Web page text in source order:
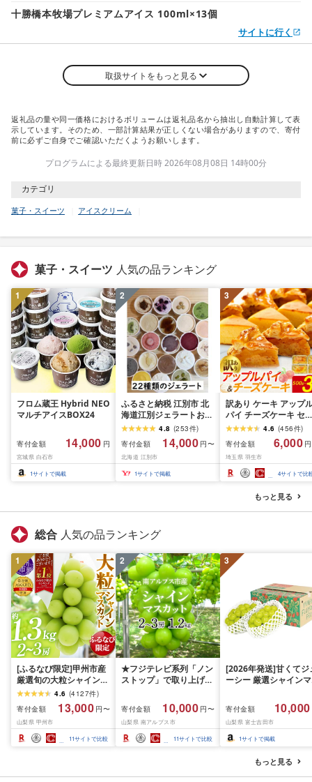
十勝橋本牧場プレミアムアイス 100ml×13個
サイトに行く
取扱サイトをもっと見る
返礼品の量や同一価格におけるボリュームは返礼品名から抽出し自動計算して表
示しています。そのため、一部計算結果が正しくない場合がありますので、寄付
前に必ずご自身でご確認いただくようお願いします。
プログラムによる最終更新日時 2026年08月08日 14時00分
カテゴリ
菓子・スイーツ アイスクリーム
菓子・スイーツ 人気の品ランキング
1
フロム蔵王 Hybrid NEO
マルチアイスBOX24
寄付金額 14,000 円
宮城県 白石市
1サイトで掲載
2
ふるさと納税 江別市 北
海道江別ジェラートおま
かせ22種類セット
[80ml×22個]
4.8 (253件)
寄付金額
14,000 円〜
北海道 江別市
1サイトで掲載
3
訳あり ケーキ アップ
パイ チーズケーキ セ
ト 500g〜3kg 冷凍 ス
ーツ お菓子 お徳用 規
外 不揃い 詰め合わせ
んご 訳ありスイーツ
ィンズ・アーク 埼玉県
羽生市
4.6 (456件)
寄付金額
6,000
埼玉県 羽生市
4サイトで比
もっと見る
総合 人気の品ランキング
1
[ふるなび限定]甲州市産
厳選旬の大粒シャインマ
スカット 約1.3kg 2〜3
房[2026年発送]
(MG)B12-472 FN-
Limited-VO シャインマ
スカット フルーツ
4.6 (4127件)
寄付金額
13,000 円〜
山梨県 甲州市
11サイトで比較
2
★フジテレビ系列「ノン
ストップ」で取り上げら
先行予約]南アルプス市
産シャインマスカット
1.2kg以上(2〜3房)ふる
さと納税 おすすめ 山梨
県 南アルプス市 送料無
寄付金額 10,000 円〜
山梨県 南アルプス市
11サイトで比較
3
[2026年発送]甘くてジ
ーシー 厳選シャインマ
月前半(1〜15日)から
月下旬までの発送) フ
ーツ ぶどう 果物 山梨
産 2026 旬 大粒 高級
寄付金額 10,000
山梨県 富士吉田市
1サイトで掲載
もっと見る